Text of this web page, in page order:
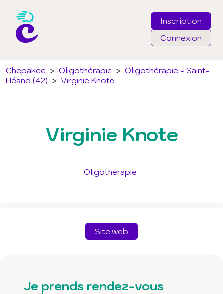
Inscription
Connexion
Chepakee > Oligothérapie > Oligothérapie - Saint-
Héand (42) > Virginie Knote
Email
J'ai oublié mon mot de passe
Virginie Knote
Oligothérapie
Site web
Je prends rendez-vous